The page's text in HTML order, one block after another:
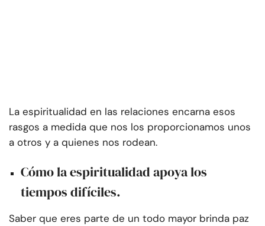
La espiritualidad en las relaciones encarna esos
rasgos a medida que nos los proporcionamos unos
a otros y a quienes nos rodean.
Cómo la espiritualidad apoya los
tiempos difíciles.
Saber que eres parte de un todo mayor brinda paz